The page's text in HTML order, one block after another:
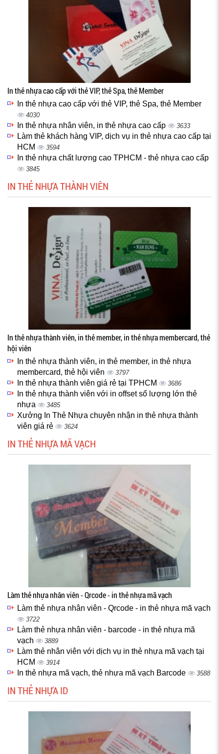
In thẻ nhựa cao cấp với thẻ VIP, thẻ Spa, thẻ Member
In thẻ nhựa cao cấp với thẻ VIP, thẻ Spa, thẻ Member
4030
In thẻ nhựa nhân viên, in thẻ nhựa cao cấp 3633
Làm thẻ khách hàng VIP, dịch vụ in thẻ nhựa cao cấp tại
HCM
3594
In thẻ nhựa chất lượng cao TPHCM - thẻ nhựa cao cấp
3845
IN THẺ NHỰA THÀNH VIÊN
In thẻ nhựa thành viên, in thẻ member, in thẻ nhựa membercard, thẻ
hội viên
In thẻ nhựa thành viên, in thẻ member, in thẻ nhựa
membercard, thẻ hội viên
3797
In thẻ nhựa thành viên giá rẻ tại TPHCM 3686
In thẻ nhựa thành viên với in offset số lượng lớn thẻ
nhựa
3485
Xưởng In Thẻ Nhựa chuyên nhận in thẻ nhựa thành
viên giá rẻ
3624
IN THẺ NHỰA MÃ VẠCH
Làm thẻ nhựa nhân viên - Qrcode - in thẻ nhựa mã vạch
Làm thẻ nhựa nhân viên - Qrcode - in thẻ nhựa mã vạch
3722
Làm thẻ nhựa nhân viên - barcode - in thẻ nhựa mã
vạch
3889
Làm thẻ nhân viên với dịch vụ in thẻ nhựa mã vạch tại
HCM
3914
In thẻ nhựa mã vạch, thẻ nhựa mã vạch Barcode 3588
IN THẺ NHỰA ID